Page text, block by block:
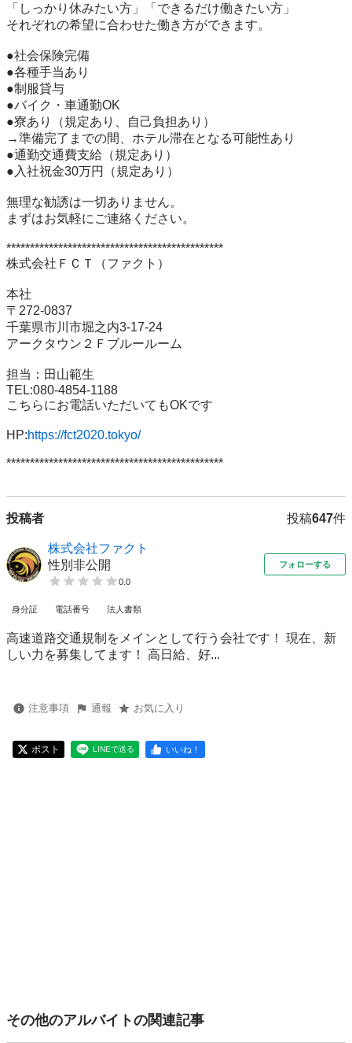
「しっかり休みたい方」「できるだけ働きたい方」
それぞれの希望に合わせた働き方ができます。
●社会保険完備
●各種手当あり
●制服貸与
●バイク・車通勤OK
●寮あり（規定あり、自己負担あり）
→準備完了までの間、ホテル滞在となる可能性あり
●通勤交通費支給（規定あり）
●入社祝金30万円（規定あり）
無理な勧誘は一切ありません。
まずはお気軽にご連絡ください。
**********************************************
株式会社ＦＣＴ（ファクト）
本社
〒272-0837
千葉県市川市堀之内3-17-24
アークタウン２Ｆブルールーム
担当：田山範生
TEL:080-4854-1188
こちらにお電話いただいてもOKです
HP:https://fct2020.tokyo/
**********************************************
投稿者 投稿647件
株式会社ファクト
性別非公開
0.0
フォローする
身分証 電話番号 法人書類
高速道路交通規制をメインとして行う会社です！ 現在、新
しい力を募集してます！ 高日給、好...
注意事項 通報 お気に入り
ポスト LINEで送る いいね！
その他のアルバイトの関連記事